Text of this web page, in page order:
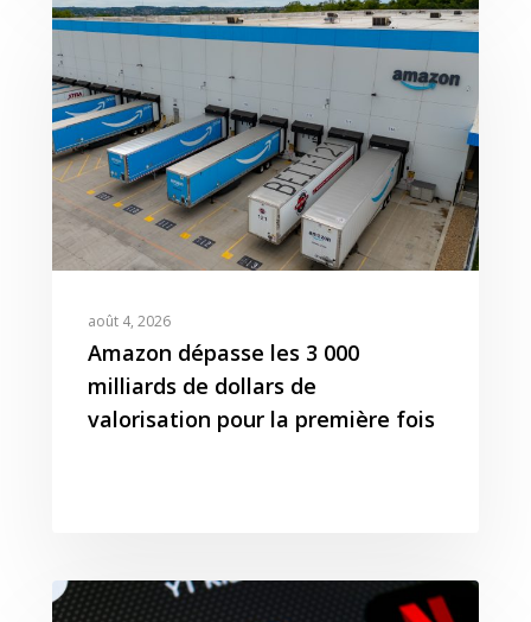
août 4, 2026
Amazon dépasse les 3 000
milliards de dollars de
valorisation pour la première fois
Reporting
Gestion des Reviews
Presse
Agence Amazon Ads
Partner
Amazon Advertising
Webinar
Livres Blanc
Nos Podcasts
Nos Vidéos
Contact
Krooga SAS
38 Avenue de Saxe, 69006
T: + 33 04 78 52 38 15